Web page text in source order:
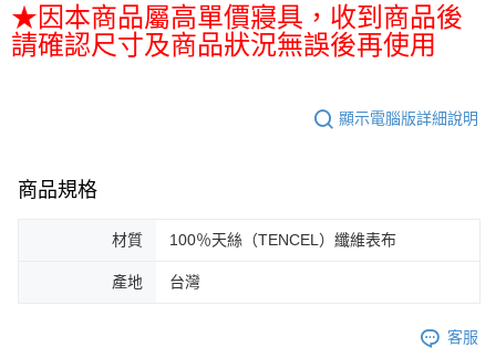
★因本商品屬高單價寢具，收到商品後
請確認尺寸及商品狀況無誤後再使用
顯示電腦版詳細說明
商品規格
材質 100％天絲（TENCEL）纖維表布
產地 台灣
客服